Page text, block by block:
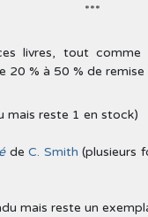
***
livres, tout comme
20 % à 50 % de
mais reste 1 en stock)
de C. Smith (plusieurs
mais reste un